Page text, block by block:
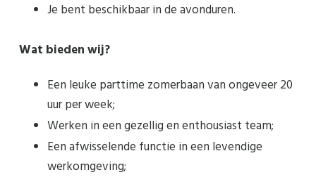
Je bent beschikbaar in de avonduren.
Wat bieden wij?
Een leuke parttime zomerbaan van ongeveer 20
uur per week;
Werken in een gezellig en enthousiast team;
Een afwisselende functie in een levendige
werkomgeving;